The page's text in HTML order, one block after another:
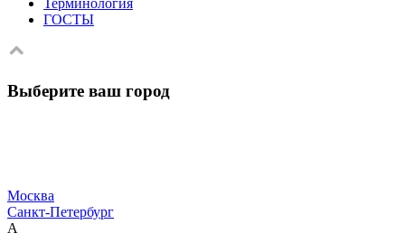
ГОСТЫ
Выберите ваш город
Москва
Санкт-Петербург
А